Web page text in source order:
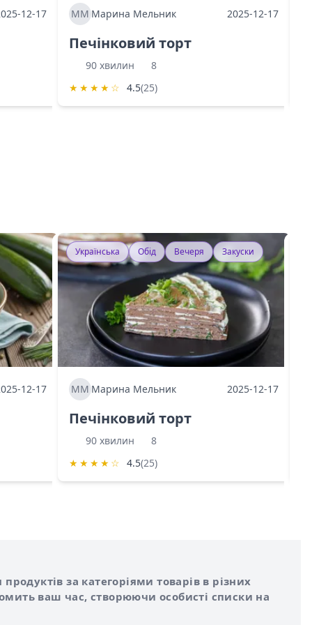
12-17 МММарина Мельник 2025-12-17
Печінковий торт
90 хвилин
8
★ ★ ★ ★ ☆ 4.5(25)
12-17
Українська Обід Вечеря Закуски
МММарина Мельник 2025-12-17
Печінковий торт
90 хвилин
8
★ ★ ★ ★ ☆ 4.5(25)
за категоріями товарів в різних
ваш час, створюючи особисті списки на